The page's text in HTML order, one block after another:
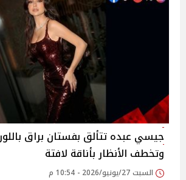
جيسي عبده تتألق بفستان براق
وتخطف الأنظار بأناقة لافتة
السبت 27/يونيو/2026 - 10:54 م